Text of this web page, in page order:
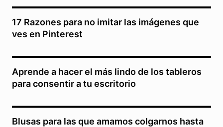
17 Razones para no imitar las imágenes que
ves en Pinterest
Aprende a hacer el más lindo de los tableros
para consentir a tu escritorio
Blusas para las que amamos colgarnos hasta